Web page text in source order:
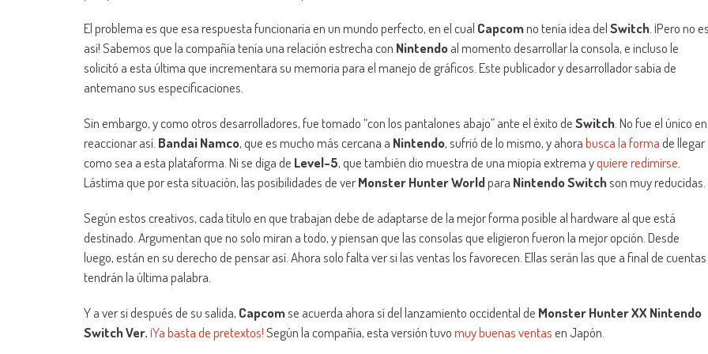
El problema es que esa respuesta funcionaría en un mundo perfecto, en el cual Capcomno tenía idea delSwitch. ¡Pero no
así! Sabemos que la compañía tenía una relación estrecha con Nintendoal momento desarrollar la consola, e incluso le
solicitó a esta última que incrementara su memoria para el manejo de gráficos. Este publicador y desarrollador sabía de
antemano sus especificaciones.
Sin embargo, y como otros desarrolladores, fue tomado “con los pantalones abajo” ante el éxito deSwitch. No fue el único en
reaccionar así. Bandai Namco, que es mucho más cercana a Nintendo, sufrió de lo mismo, y ahorabusca la formade llegar
como sea a esta plataforma. Ni se diga de Level-5, que también dio muestra de una miopía extrema yquiere redimirse.
Lástima que por esta situación, las posibilidades de verMonster Hunter Worldpara Nintendo Switchson muy reducidas.
Según estos creativos, cada título en que trabajan debe de adaptarse de la mejor forma posible al hardware al que está
destinado. Argumentan que no solo miran a todo, y piensan que las consolas que eligieron fueron la mejor opción. Desde
luego, están en su derecho de pensar así. Ahora solo falta ver si las ventas los favorecen. Ellas serán las que a final de cuentas
tendrán la última palabra.
Y a ver si después de su salida, Capcomse acuerda ahora sí del lanzamiento occidental de Monster Hunter XX Nintendo
Switch Ver.¡Ya basta de pretextos!Según la compañía, esta versión tuvomuy buenas ventasen Japón.